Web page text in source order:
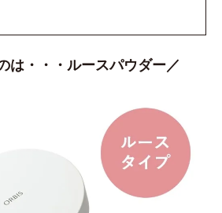
は・・・ルースパウダー／